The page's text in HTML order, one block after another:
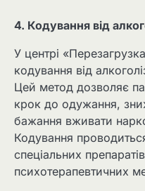
4. Кодування від
У центрі
кодування від
Цей метод дозволяє
крок до одужання,
бажання вживати
Кодування
спеціальних
психотерапевтичних